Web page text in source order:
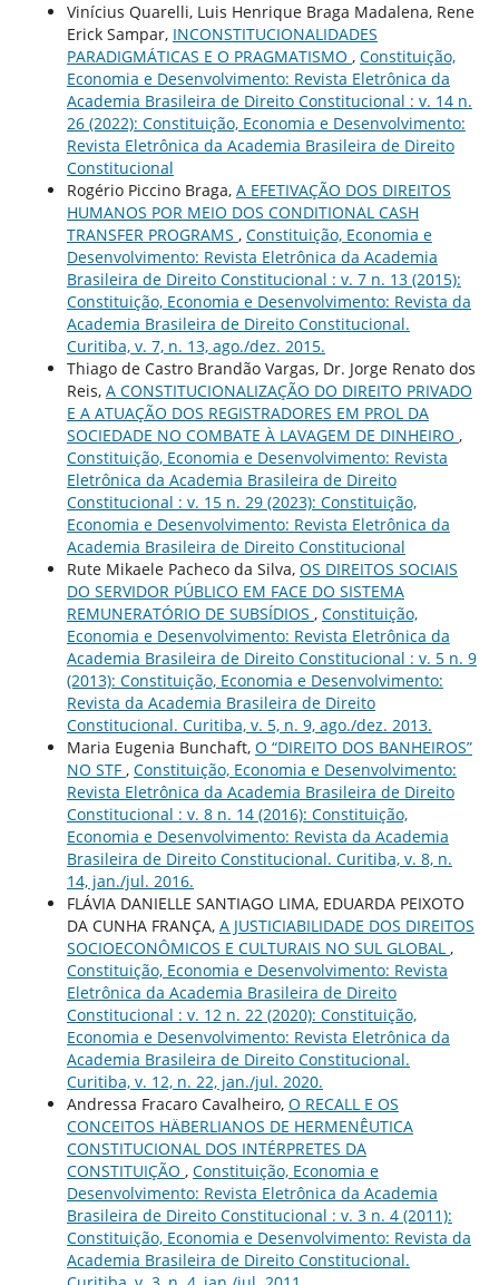
Vinícius Quarelli, Luis Henrique Braga Madalena, Rene
Erick Sampar, INCONSTITUCIONALIDADES
PARADIGMÁTICAS E O PRAGMATISMO , Constituição,
Economia e Desenvolvimento: Revista Eletrônica da
Academia Brasileira de Direito Constitucional : v. 14 n.
26 (2022): Constituição, Economia e Desenvolvimento:
Revista Eletrônica da Academia Brasileira de Direito
Constitucional
Rogério Piccino Braga, A EFETIVAÇÃO DOS DIREITOS
HUMANOS POR MEIO DOS CONDITIONAL CASH
TRANSFER PROGRAMS , Constituição, Economia e
Desenvolvimento: Revista Eletrônica da Academia
Brasileira de Direito Constitucional : v. 7 n. 13 (2015):
Constituição, Economia e Desenvolvimento: Revista da
Academia Brasileira de Direito Constitucional.
Curitiba, v. 7, n. 13, ago./dez. 2015.
Thiago de Castro Brandão Vargas, Dr. Jorge Renato dos
Reis, A CONSTITUCIONALIZAÇÃO DO DIREITO PRIVADO
E A ATUAÇÃO DOS REGISTRADORES EM PROL DA
SOCIEDADE NO COMBATE À LAVAGEM DE DINHEIRO ,
Constituição, Economia e Desenvolvimento: Revista
Eletrônica da Academia Brasileira de Direito
Constitucional : v. 15 n. 29 (2023): Constituição,
Economia e Desenvolvimento: Revista Eletrônica da
Academia Brasileira de Direito Constitucional
Rute Mikaele Pacheco da Silva, OS DIREITOS SOCIAIS
DO SERVIDOR PÚBLICO EM FACE DO SISTEMA
REMUNERATÓRIO DE SUBSÍDIOS , Constituição,
Economia e Desenvolvimento: Revista Eletrônica da
Academia Brasileira de Direito Constitucional : v. 5 n. 9
(2013): Constituição, Economia e Desenvolvimento:
Revista da Academia Brasileira de Direito
Constitucional. Curitiba, v. 5, n. 9, ago./dez. 2013.
Maria Eugenia Bunchaft, O “DIREITO DOS BANHEIROS”
NO STF , Constituição, Economia e Desenvolvimento:
Revista Eletrônica da Academia Brasileira de Direito
Constitucional : v. 8 n. 14 (2016): Constituição,
Economia e Desenvolvimento: Revista da Academia
Brasileira de Direito Constitucional. Curitiba, v. 8, n.
14, jan./jul. 2016.
FLÁVIA DANIELLE SANTIAGO LIMA, EDUARDA PEIXOTO
DA CUNHA FRANÇA, A JUSTICIABILIDADE DOS DIREITOS
SOCIOECONÔMICOS E CULTURAIS NO SUL GLOBAL ,
Constituição, Economia e Desenvolvimento: Revista
Eletrônica da Academia Brasileira de Direito
Constitucional : v. 12 n. 22 (2020): Constituição,
Economia e Desenvolvimento: Revista Eletrônica da
Academia Brasileira de Direito Constitucional.
Curitiba, v. 12, n. 22, jan./jul. 2020.
Andressa Fracaro Cavalheiro, O RECALL E OS
CONCEITOS HÄBERLIANOS DE HERMENÊUTICA
CONSTITUCIONAL DOS INTÉRPRETES DA
CONSTITUIÇÃO , Constituição, Economia e
Desenvolvimento: Revista Eletrônica da Academia
Brasileira de Direito Constitucional : v. 3 n. 4 (2011):
Constituição, Economia e Desenvolvimento: Revista da
Academia Brasileira de Direito Constitucional.